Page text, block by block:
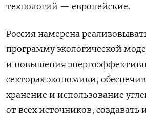
технологий — европейские.
Россия намерена
программу экологической
и повышения
секторах экономики,
хранение и использование
от всех источников, создавать